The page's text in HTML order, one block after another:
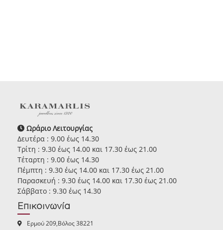
Ωράριο Λειτουργίας
Δευτέρα : 9.00 έως 14.30
Τρίτη : 9.30 έως 14.00 και 17.30 έως 21.00
Τέταρτη : 9.00 έως 14.30
Πέμπτη : 9.30 έως 14.00 και 17.30 έως 21.00
Παρασκευή : 9.30 έως 14.00 και 17.30 έως 21.00
Σάββατο : 9.30 έως 14.30
Επικοινωνία
Ερμού 209,Βόλος 38221